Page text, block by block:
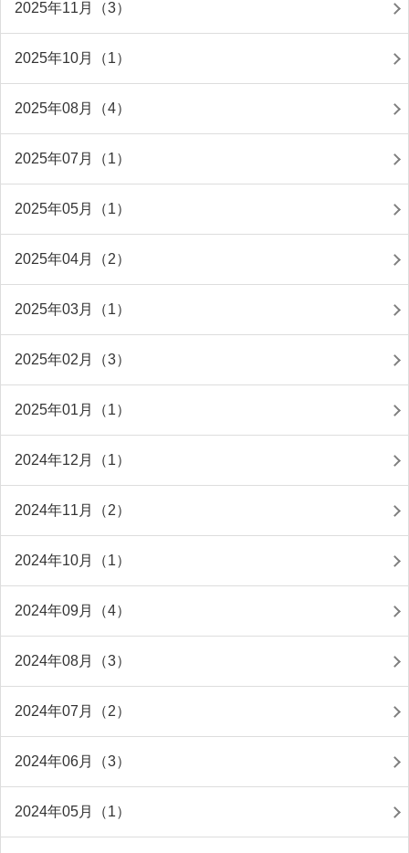
2025年11月（3）
2025年10月（1）
2025年08月（4）
2025年07月（1）
2025年05月（1）
2025年04月（2）
2025年03月（1）
2025年02月（3）
2025年01月（1）
2024年12月（1）
2024年11月（2）
2024年10月（1）
2024年09月（4）
2024年08月（3）
2024年07月（2）
2024年06月（3）
2024年05月（1）